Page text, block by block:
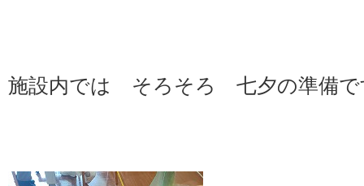
施設内では そろそろ 七夕の準備で